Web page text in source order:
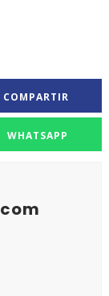
COMPARTIR
WHATSAPP